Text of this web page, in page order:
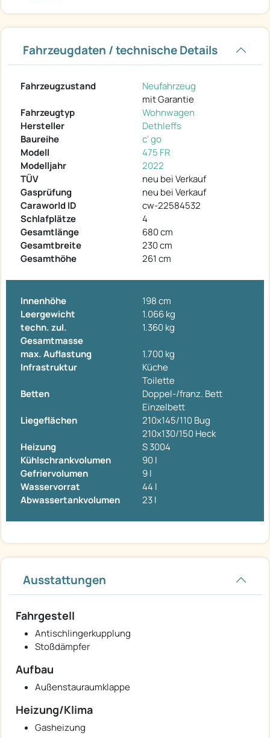
Fahrzeugdaten / technische Details
Fahrzeugzustand
Neufahrzeug
mit Garantie
Fahrzeugtyp
Wohnwagen
Hersteller
Dethleffs
Baureihe
c' go
Modell
475 FR
Modelljahr
2022
TÜV
neu bei Verkauf
Gasprüfung
neu bei Verkauf
Caraworld ID
cw-22584532
Schlafplätze
4
Gesamtlänge
680 cm
Gesamtbreite
230 cm
Gesamthöhe
261 cm
Innenhöhe
198 cm
Leergewicht
1.066 kg
techn. zul.
Gesamtmasse
1.360 kg
max. Auflastung
1.700 kg
Infrastruktur
Küche
Toilette
Betten
Doppel-/franz. Bett
Einzelbett
Liegeflächen
210x145/110 Bug
210x130/150 Heck
Heizung
S 3004
Kühlschrankvolumen
90 l
Gefriervolumen
9 l
Wasservorrat
44 l
Abwassertankvolumen
23 l
Ausstattungen
Fahrgestell
Antischlingerkupplung
Stoßdämpfer
Aufbau
Außenstauraumklappe
Heizung/Klima
Gasheizung